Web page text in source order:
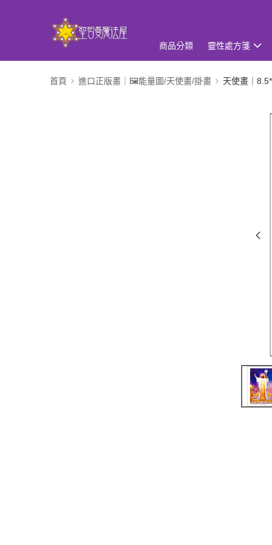
商品分類 靈性處方箋
首頁 進口正版畫｜🖼️能量圖/天使畫/掛畫 天使畫｜